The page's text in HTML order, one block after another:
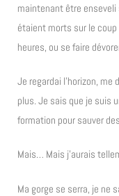
maintenant être enseveli
étaient morts sur le coup
heures, ou se faire
Je regardai l’horizon, me
plus. Je sais que je suis
formation pour sauver
Mais… Mais j’aurais
Ma gorge se serra, je ne